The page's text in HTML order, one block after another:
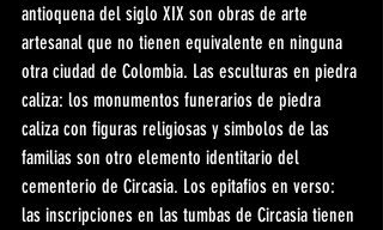
antioquena del siglo XIX son obras de arte
artesanal que no tienen equivalente en ninguna
otra ciudad de Colombia. Las esculturas en piedra
caliza: los monumentos funerarios de piedra
caliza con figuras religiosas y simbolos de las
familias son otro elemento identitario del
cementerio de Circasia. Los epitafios en verso:
las inscripciones en las tumbas de Circasia tienen